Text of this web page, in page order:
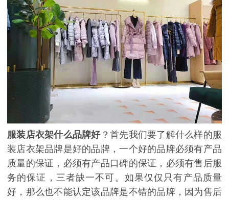
服装店衣架什么品牌好？首先我们要了解什么样的服
装店衣架品牌是好的品牌，一个好的品牌必须有产品
质量的保证，必须有产品口碑的保证，必须有售后服
务的保证，三者缺一不可。如果仅仅只有产品质量
好，那么也不能认定该品牌是不错的品牌，因为售后